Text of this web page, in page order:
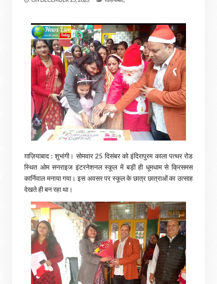
ग़ाज़ियाबाद : शुभांगी। सोमवार 25 दिसंबर को इंदिरापुरम काला पत्थर रोड
स्थित ओम सनराइज इंटरनेशनल स्कूल में बड़ी ही धूमधाम से क्रिसमस
कार्निवाल मनाया गया। इस अवसर पर स्कूल के छात्र छात्राओं का उत्साह
देखते ही बन रहा था।